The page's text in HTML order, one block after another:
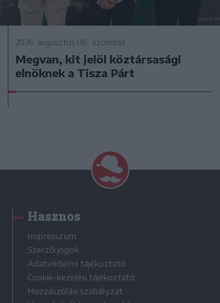
2026. augusztus 08., szombat
Megvan, kit jelöl köztársasági
elnöknek a Tisza Párt
Hasznos
Impresszum
Szerzői jogok
Adatvédelmi tájékoztató
Cookie-kezelési tájékoztató
Hozzászólási szabályzat